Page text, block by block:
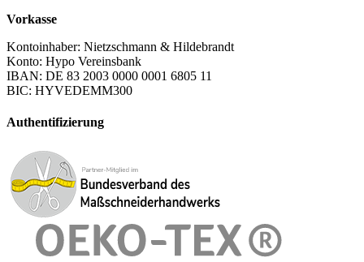
Vorkasse
Kontoinhaber: Nietzschmann & Hildebrandt
Konto: Hypo Vereinsbank
IBAN: DE 83 2003 0000 0001 6805 11
BIC: HYVEDEMM300
Authentifizierung